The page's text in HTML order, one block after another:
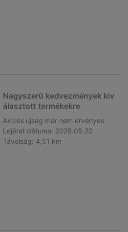
Nagyszerű kedvezmények kiv
álasztott termékekre
Akciós újság már nem érvényes
Lejárat dátuma: 2026.05.20
Távolság: 4,51 km